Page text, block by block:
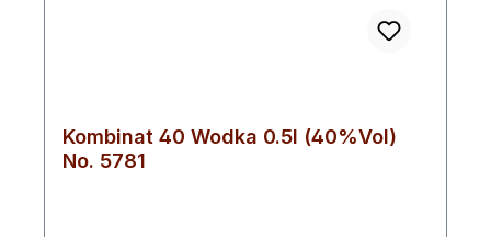
Kombinat 40 Wodka 0.5l (40%Vol)
No. 5781